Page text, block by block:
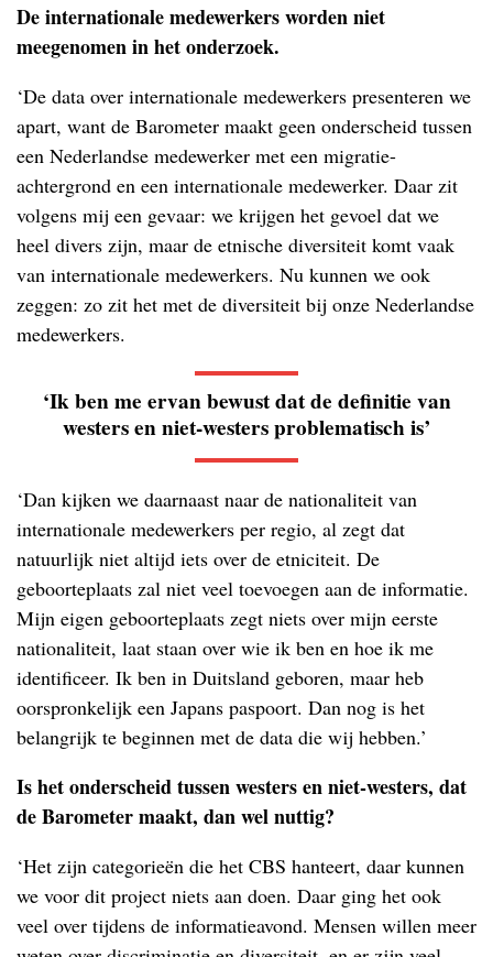
De internationale medewerkers worden niet
meegenomen in het onderzoek.
‘De data over internationale medewerkers presenteren we
apart, want de Barometer maakt geen onderscheid tussen
een Nederlandse medewerker met een migratie-
achtergrond en een internationale medewerker. Daar zit
volgens mij een gevaar: we krijgen het gevoel dat we
heel divers zijn, maar de etnische diversiteit komt vaak
van internationale medewerkers. Nu kunnen we ook
zeggen: zo zit het met de diversiteit bij onze Nederlandse
medewerkers.
‘Ik ben me ervan bewust dat de definitie van
westers en niet-westers problematisch is’
‘Dan kijken we daarnaast naar de nationaliteit van
internationale medewerkers per regio, al zegt dat
natuurlijk niet altijd iets over de etniciteit. De
geboorteplaats zal niet veel toevoegen aan de informatie.
Mijn eigen geboorteplaats zegt niets over mijn eerste
nationaliteit, laat staan over wie ik ben en hoe ik me
identificeer. Ik ben in Duitsland geboren, maar heb
oorspronkelijk een Japans paspoort. Dan nog is het
belangrijk te beginnen met de data die wij hebben.’
Is het onderscheid tussen westers en niet-westers, dat
de Barometer maakt, dan wel nuttig?
‘Het zijn categorieën die het CBS hanteert, daar kunnen
we voor dit project niets aan doen. Daar ging het ook
veel over tijdens de informatieavond. Mensen willen meer